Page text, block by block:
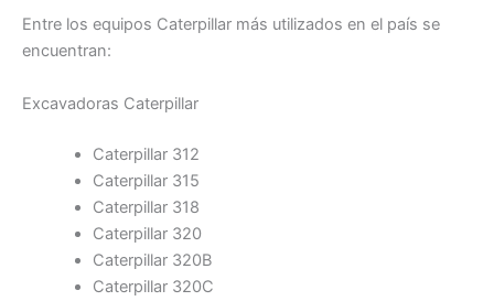
Entre los equipos Caterpillar más utilizados en el país se
encuentran:
Excavadoras Caterpillar
Caterpillar 312
Caterpillar 315
Caterpillar 318
Caterpillar 320
Caterpillar 320B
Caterpillar 320C